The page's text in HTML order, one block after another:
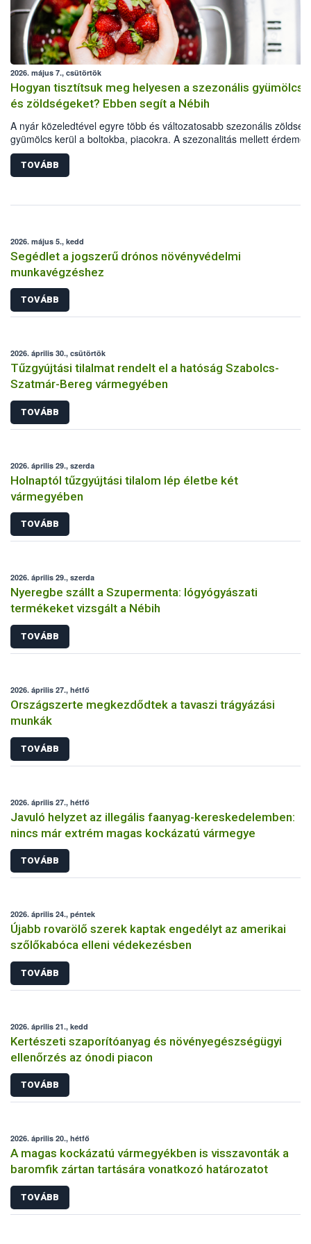
2026. május 7., csütörtök
Hogyan tisztítsuk meg helyesen a szezonális
és zöldségeket? Ebben segít a Nébih
A nyár közeledtével egyre több és változatosabb szezonális
gyümölcs kerül a boltokba, piacokra. A szezonalitás mellett érdemes
odafigyelni az élelmiszerbiztonsági szempontokra és a termények
alapos tisztítására is. A Nemzeti Élelmiszerlánc-biztonsági Hivatal
(Nébih) Oktatási Programja a zöldségek és gyümölcsök alapos
TOVÁBB
2026. május 5., kedd
Segédlet a jogszerű drónos növényvédelmi
munkavégzéshez
TOVÁBB
2026. április 30., csütörtök
Tűzgyújtási tilalmat rendelt el a hatóság Szabolcs-
Szatmár-Bereg vármegyében
TOVÁBB
2026. április 29., szerda
Holnaptól tűzgyújtási tilalom lép életbe két
vármegyében
TOVÁBB
2026. április 29., szerda
Nyeregbe szállt a Szupermenta: lógyógyászati
termékeket vizsgált a Nébih
TOVÁBB
2026. április 27., hétfő
Országszerte megkezdődtek a tavaszi trágyázási
munkák
TOVÁBB
2026. április 27., hétfő
Javuló helyzet az illegális faanyag-kereskedelemben:
nincs már extrém magas kockázatú vármegye
TOVÁBB
2026. április 24., péntek
Újabb rovarölő szerek kaptak engedélyt az amerikai
szőlőkabóca elleni védekezésben
TOVÁBB
2026. április 21., kedd
Kertészeti szaporítóanyag és növényegészségügyi
ellenőrzés az ónodi piacon
TOVÁBB
2026. április 20., hétfő
A magas kockázatú vármegyékben is visszavonták a
baromfik zártan tartására vonatkozó határozatot
TOVÁBB